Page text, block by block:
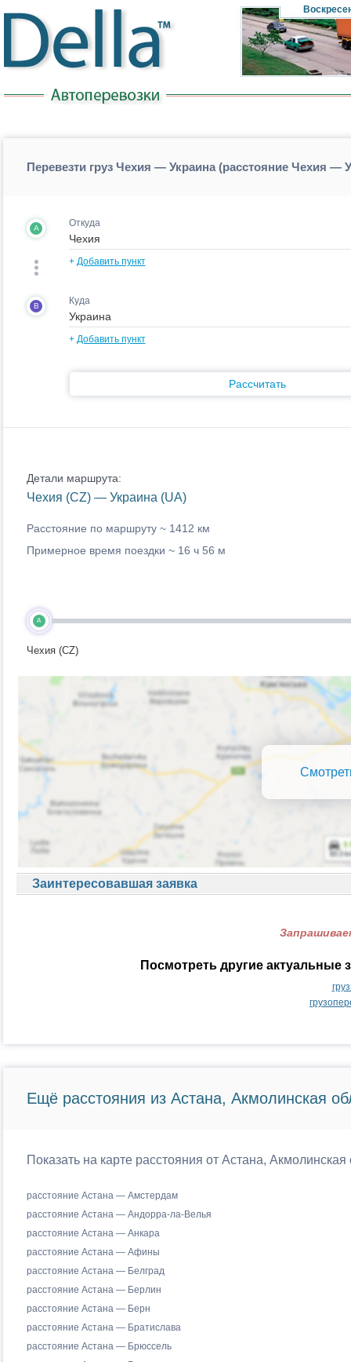
Перевезти груз Чехия — Украина (расстояние Чехия —
A Откуда
+ Добавить пункт
B Куда
+ Добавить пункт
Рассчитать
Детали маршрута:
Чехия (CZ) — Украина (UA)
Расстояние по маршруту ~ 1412 км
Примерное время поездки ~ 16 ч 56 м
A
Чехия (CZ)
Заинтересовавшая заявка
Посмотреть другие актуальные
Ещё расстояния из Астана, Акмолинская
Показать на карте расстояния от Астана,
расстояние Астана — Амстердам
расстояние Астана — Андорра-ла-Велья
расстояние Астана — Анкара
расстояние Астана — Афины
расстояние Астана — Белград
расстояние Астана — Берлин
расстояние Астана — Берн
расстояние Астана — Братислава
расстояние Астана — Брюссель